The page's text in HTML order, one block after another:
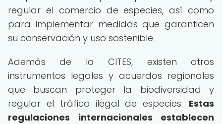
regular el comercio de especies, así como
para implementar medidas que garanticen
su conservación y uso sostenible.
Además de la CITES, existen otros
instrumentos legales y acuerdos regionales
que buscan proteger la biodiversidad y
regular el tráfico ilegal de especies. Estas
regulaciones internacionales establecen